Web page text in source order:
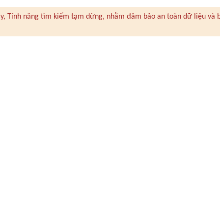
Tính năng tìm kiếm tạm dừng, nhằm đảm bảo an toàn dữ liệu và